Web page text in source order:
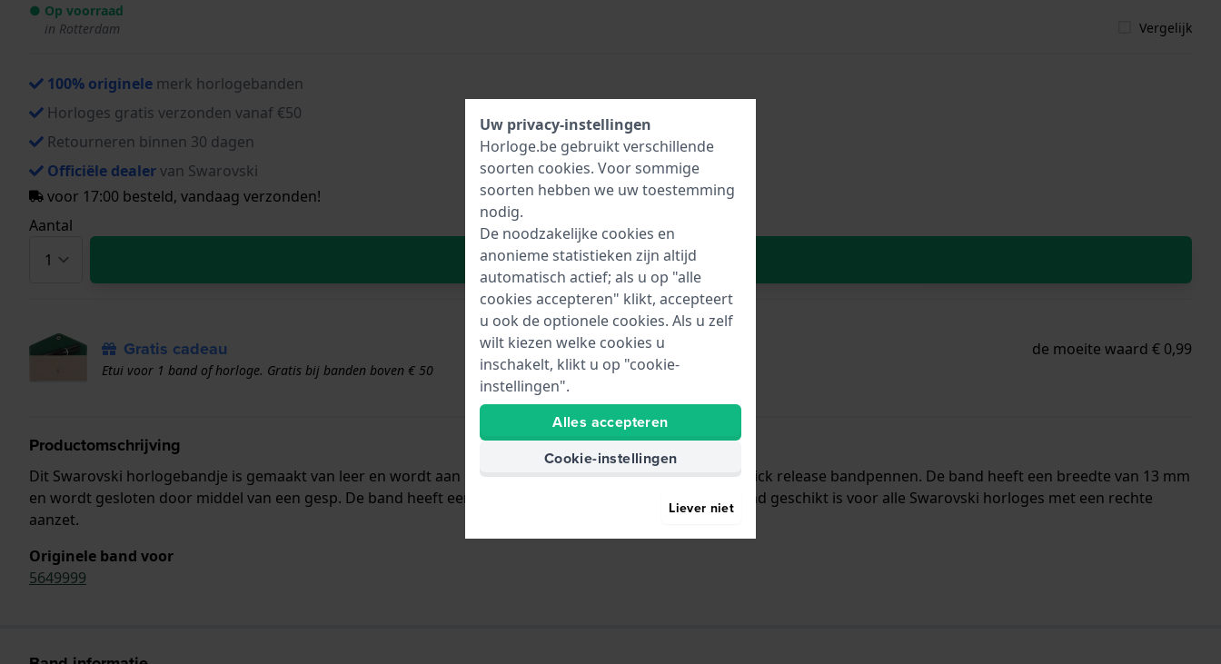
● Op voorraad
in Rotterdam
Vergelijk
100% originele merk horlogebanden
Horloges gratis verzonden vanaf €50
Retourneren binnen 30 dagen
Officiële dealervan Swarovski
voor 17:00 besteld, vandaag verzonden!
Aantal
In Winkelwagen
Gratis cadeau de moeite waard € 0,99
Etui voor 1 band of horloge. Gratis bij banden boven € 50
Productomschrijving
Dit Swarovski horlogebandje is gemaakt van leer en wordt aan het horloge bevestigd door middel van quick release bandpennen. De band heeft een breedte van 13 mm
en wordt gesloten door middel van een gesp. De band heeft een rechte aanzet wat betekent dat deze band geschikt is voor alle Swarovski horloges met een rechte
aanzet.
Originele band voor
5649999
Uw privacy-instellingen
Horloge.be gebruikt verschillende
soorten cookies. Voor sommige
soorten hebben we uw toestemming
nodig.
De noodzakelijke cookies en
anonieme statistieken zijn altijd
automatisch actief; als u op "alle
cookies accepteren" klikt, accepteert
u ook de optionele cookies. Als u zelf
wilt kiezen welke cookies u
inschakelt, klikt u op "cookie-
instellingen".
Alles accepteren
Cookie-instellingen
Liever niet